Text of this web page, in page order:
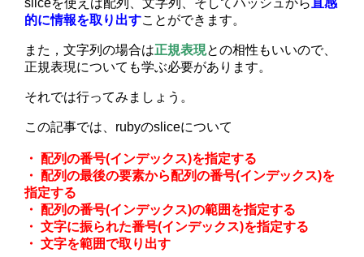
sliceを使えば配列、文字列、そしてハッシュから直感
的に情報を取り出すことができます。
また，文字列の場合は正規表現との相性もいいので、
正規表現についても学ぶ必要があります。
それでは行ってみましょう。
この記事では、rubyのsliceについて
・ 配列の番号(インデックス)を指定する
・ 配列の最後の要素から配列の番号(インデックス)を
指定する
・ 配列の番号(インデックス)の範囲を指定する
・ 文字に振られた番号(インデックス)を指定する
・ 文字を範囲で取り出す